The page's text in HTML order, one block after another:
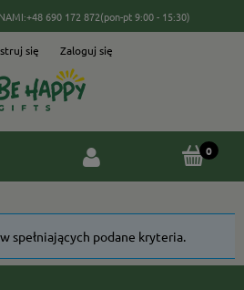
+48 690 172 872(pon-pt 9:00 - 15:30)
się Zaloguj się
spełniających podane kryteria.